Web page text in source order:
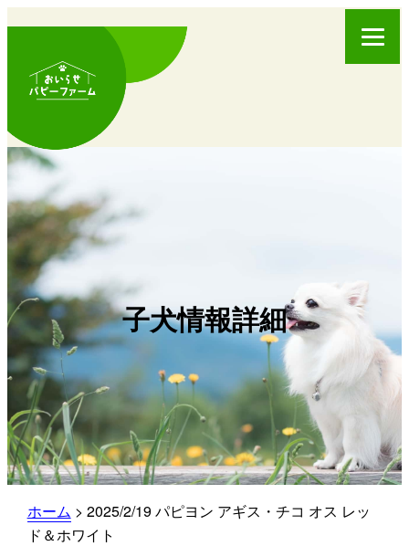
子犬情報詳細
ホーム > 2025/2/19 パピヨン アギス・チコ オス レッ
ド＆ホワイト